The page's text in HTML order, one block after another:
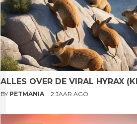
ALLES OVER DE VIRAL HYRAX
BY PETMANIA 2 JAAR AGO